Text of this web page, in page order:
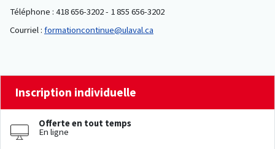
Téléphone : 418 656-3202 - 1 855 656-3202
Courriel : formationcontinue@ulaval.ca
Inscription individuelle
Offerte en tout temps
En ligne